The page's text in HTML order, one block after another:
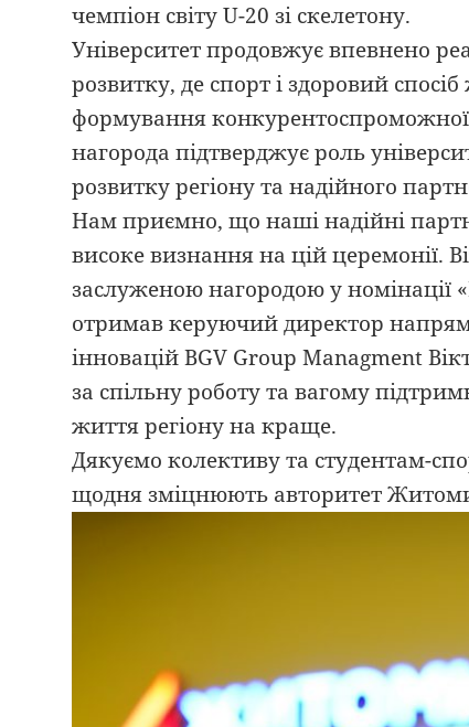
чемпіон світу U-20 зі скелетону.
Університет продовжує впевнено
розвитку, де спорт і здоровий
формування
нагорода підтверджує роль
розвитку регіону та надійного
Нам приємно, що наші надійні
високе визнання на цій церемонії.
заслуженою нагородою у номінації
отримав керуючий директор
інновацій BGV Group Managment
за спільну роботу та вагому
життя регіону на краще.
Дякуємо колективу та студентам-
щодня зміцнюють авторитет